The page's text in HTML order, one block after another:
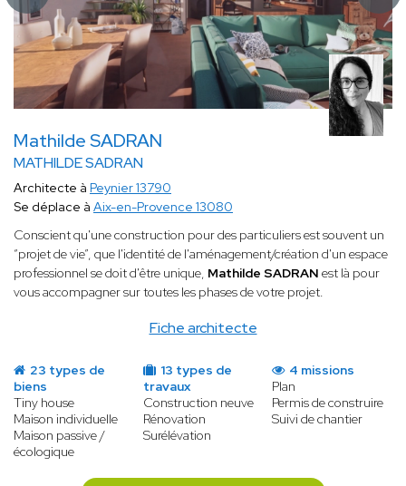
Mathilde SADRAN
MATHILDE SADRAN
Fiche architecte
Architecte à Peynier 13790
Se déplace à Aix-en-Provence 13080
Conscient qu'une construction pour des particuliers est souvent un
“projet de vie”, que l'identité de l'aménagement/création d'un espace
professionnel se doit d'être unique, Mathilde SADRAN est là pour
vous accompagner sur toutes les phases de votre projet.
23 types de
biens
Tiny house
Maison individuelle
Maison passive /
écologique
13 types de
travaux
Construction neuve
Rénovation
Surélévation
4 missions
Plan
Permis de construire
Suivi de chantier